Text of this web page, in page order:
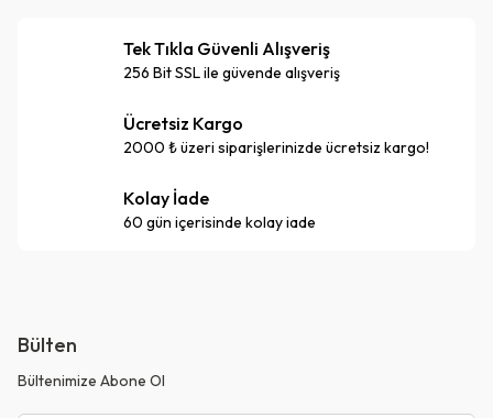
Tek Tıkla Güvenli Alışveriş
256 Bit SSL ile güvende alışveriş
Ücretsiz Kargo
2000 ₺ üzeri siparişlerinizde ücretsiz kargo!
Kolay İade
60 gün içerisinde kolay iade
Bülten
Bültenimize Abone Ol